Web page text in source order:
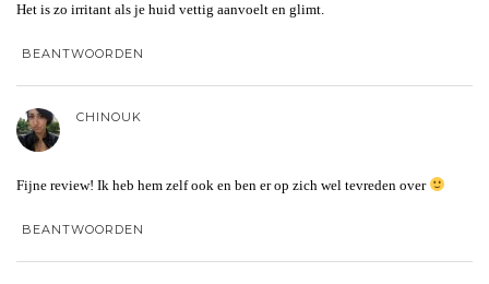
Het is zo irritant als je huid vettig aanvoelt en glimt.
BEANTWOORDEN
CHINOUK
Fijne review! Ik heb hem zelf ook en ben er op zich wel tevreden over
BEANTWOORDEN